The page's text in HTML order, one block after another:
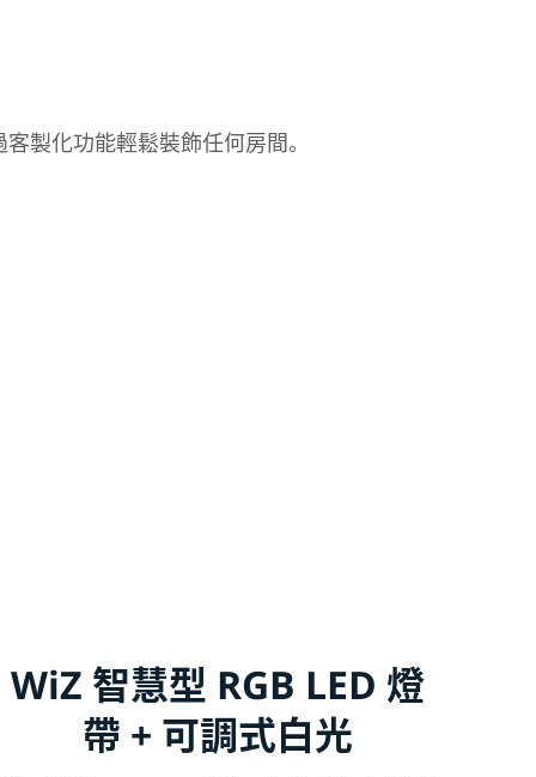
製化功能輕鬆裝飾任何房間。
WiZ 智慧型 RGB LED 燈
帶 + 可調式白光